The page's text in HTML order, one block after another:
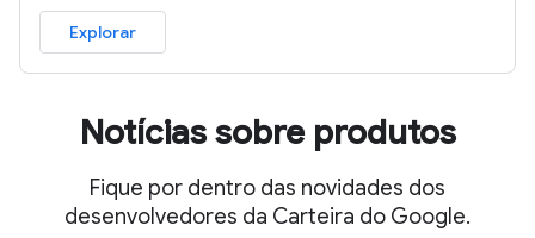
Explorar
Notícias sobre produtos
Fique por dentro das novidades dos
desenvolvedores da Carteira do Google.